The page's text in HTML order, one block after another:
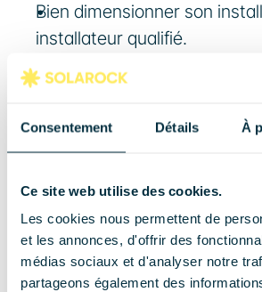
Consentement Détails À
Ce site web utilise des cookies.
Les cookies nous permettent de
et les annonces, d'offrir des
médias sociaux et d'analyser notre
partageons également des
Bien dimensionner son
installateur qualifié.
Coupler panneaux solaires
travaux de rénovation pour
performances énergétiques
production d’eau chaude
Faire un audit énergétique
travaux d’économie